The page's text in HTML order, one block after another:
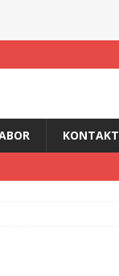
KONTAKT